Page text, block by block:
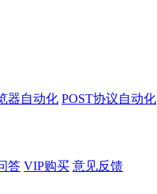
器自动化 POST协议自动化
答 VIP购买 意见反馈